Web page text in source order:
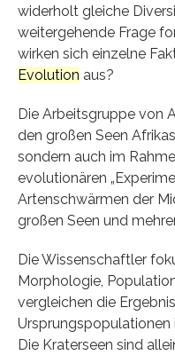
widerholt gleiche
weitergehende Frage
wirken sich einzelne
Evolution aus?
Die Arbeitsgruppe von
den großen Seen
sondern auch im
evolutionären
Artenschwärmen der
großen Seen und
Die Wissenschaftler
Morphologie,
vergleichen die
Ursprungspopulationen
Die Kraterseen sind